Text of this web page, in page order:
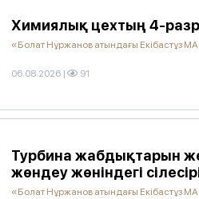
Химиялық цехтың 4-
«Болат Нұржанов атындағы Екібастұз
06.08.2026 | 91
Турбина жабдықтарын
жөндеу жөніндегі
«Болат Нұржанов атындағы Екібастұз